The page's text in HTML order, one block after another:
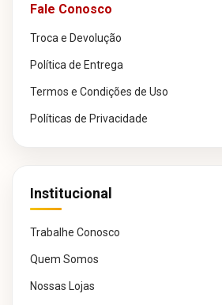
Fale Conosco
Troca e Devolução
Política de Entrega
Termos e Condições de Uso
Políticas de Privacidade
Institucional
Trabalhe Conosco
Quem Somos
Nossas Lojas